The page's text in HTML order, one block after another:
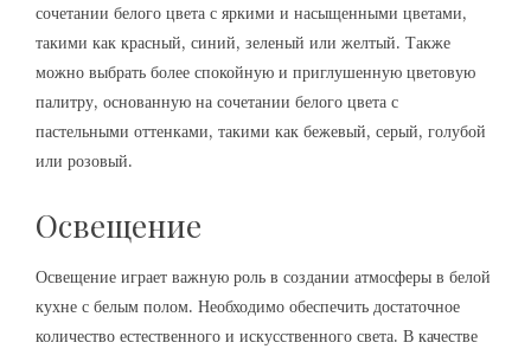
сочетании белого цвета с яркими и насыщенными цветами,
такими как красный, синий, зеленый или желтый. Также
можно выбрать более спокойную и приглушенную цветовую
палитру, основанную на сочетании белого цвета с
пастельными оттенками, такими как бежевый, серый, голубой
или розовый.
Освещение
Освещение играет важную роль в создании атмосферы в белой
кухне с белым полом. Необходимо обеспечить достаточное
количество естественного и искусственного света. В качестве